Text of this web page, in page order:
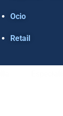
Ocio
Retail